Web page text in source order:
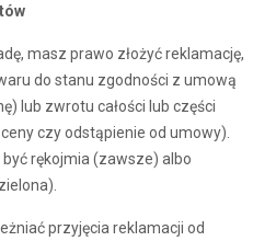
masz prawo złożyć reklamację,
do stanu zgodności z umową
lub zwrotu całości lub części
czy odstąpienie od umowy).
rękojmia (zawsze) albo
przyjęcia reklamacji od